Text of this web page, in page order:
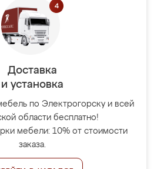
Доставка
и установка
по Электрогорску и всей
области бесплатно!
мебели: 10% от стоимости
заказа.